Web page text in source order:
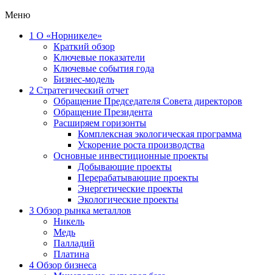
Меню
1 О «Норникеле»
Краткий обзор
Ключевые показатели
Ключевые события года
Бизнес-модель
2 Стратегический отчет
Обращение Председателя Совета директоров
Обращение Президента
Расширяем горизонты
Комплексная экологическая программа
Ускорение роста производства
Основные инвестиционные проекты
Добывающие проекты
Перерабатывающие проекты
Энергетические проекты
Экологические проекты
3 Обзор рынка металлов
Никель
Медь
Палладий
Платина
4 Обзор бизнеса